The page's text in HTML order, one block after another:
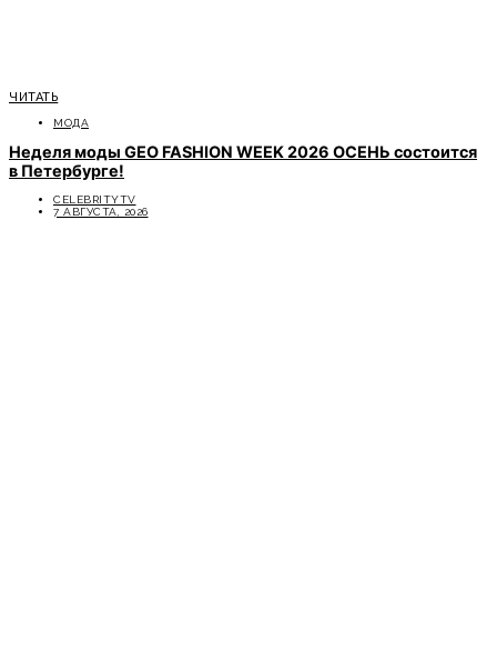
ЧИТАТЬ
МОДА
Неделя моды GEO FASHION WEEK 2026 ОСЕНЬ состоится
в Петербурге!
CELEBRITYTV
7 АВГУСТА, 2026